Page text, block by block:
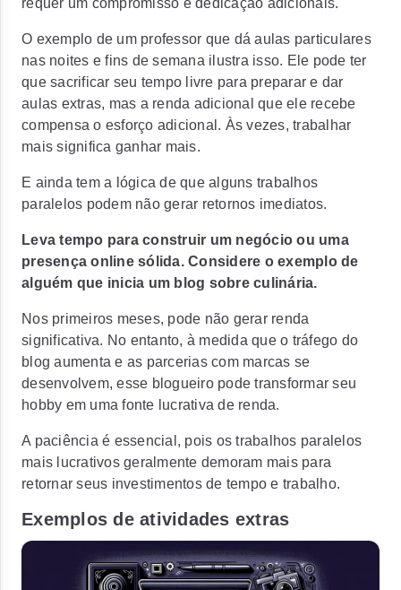
requer um compromisso e dedicação adicionais.
O exemplo de um professor que dá aulas particulares
nas noites e fins de semana ilustra isso. Ele pode ter
que sacrificar seu tempo livre para preparar e dar
aulas extras, mas a renda adicional que ele recebe
compensa o esforço adicional. Às vezes, trabalhar
mais significa ganhar mais.
E ainda tem a lógica de que alguns trabalhos
paralelos podem não gerar retornos imediatos.
Leva tempo para construir um negócio ou uma
presença online sólida. Considere o exemplo de
alguém que inicia um blog sobre culinária.
Nos primeiros meses, pode não gerar renda
significativa. No entanto, à medida que o tráfego do
blog aumenta e as parcerias com marcas se
desenvolvem, esse blogueiro pode transformar seu
hobby em uma fonte lucrativa de renda.
A paciência é essencial, pois os trabalhos paralelos
mais lucrativos geralmente demoram mais para
retornar seus investimentos de tempo e trabalho.
Exemplos de atividades extras